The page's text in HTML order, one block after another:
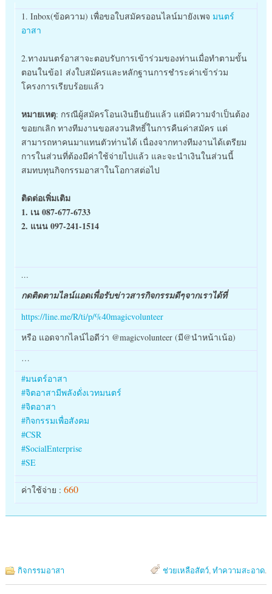
1. Inbox(ข้อความ) เพื่อขอใบสมัครออนไลน์มายังเพจ มนตร์
อาสา
2.ทางมนตร์อาสาจะตอบรับการเข้าร่วมของท่านเมื่อทำตามขั้น
ตอนในข้อ1 ส่งใบสมัครและหลักฐานการชำระค่าเข้าร่วม
โครงการเรียบร้อยแล้ว
หมายเหตุ: กรณีผู้สมัครโอนเงินยืนยันแล้ว แต่มีความจำเป็นต้อง
ขอยกเลิก ทางทีมงานขอสงวนสิทธิ์ในการคืนค่าสมัคร แต่
สามารถหาคนมาแทนตัวท่านได้ เนื่องจากทางทีมงานได้เตรียม
การในส่วนที่ต้องมีค่าใช้จ่ายไปแล้ว และจะนำเงินในส่วนนี้
สมทบทุนกิจกรรมอาสาในโอกาสต่อไป
ติดต่อเพิ่มเติม
1. เน 087-677-6733
2. แนน 097-241-1514
…
กดติดตามไลน์แอดเพื่อรับข่าวสารกิจกรรมดีๆจากเราได้ที่
https://line.me/R/ti/p/%40magicvolunteer
หรือ แอดจากไลน์ไอดีว่า @magicvolunteer (มี@นำหน้าเน้อ)
…
#มนตร์อาสา
#จิตอาสามีพลังดั่งเวทมนตร์
#จิตอาสา
#กิจกรรมเพื่อสังคม
#CSR
#SocialEnterprise
#SE
ค่าใช้จ่าย : 660
กิจกรรมอาสา ช่วยเหลือสัตว์,ทำความสะอาด.